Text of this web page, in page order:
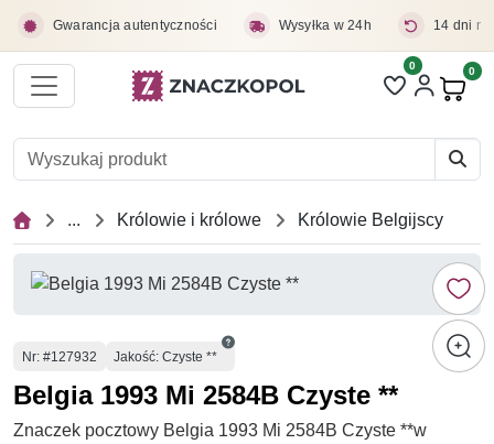
Gwarancja autentyczności Wysyłka w 24h 14 dni
Liczba pozycji
0 0
... Królowie i królowe Królowie Belgijscy
Numer
Nr: #127932 Jakość: Czyste **
Belgia 1993 Mi 2584B Czyste **
Znaczek pocztowy Belgia 1993 Mi 2584B Czyste **w